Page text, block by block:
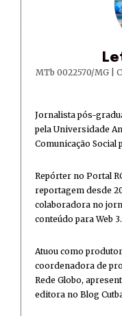
MTb 0022570/MG |
Jornalista pós-
pela Universidade
Comunicação Social
Repórter no Portal
reportagem desde
colaboradora no
conteúdo para Web
Atuou como
coordenadora de
Rede Globo,
editora no Blog